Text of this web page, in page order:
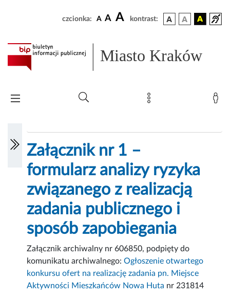
czcionka: A A A kontrast:
Miasto Kraków
Załącznik nr 1 –
formularz analizy ryzyka
związanego z realizacją
zadania publicznego i
sposób zapobiegania
Załącznik archiwalny nr 606850, podpięty do
komunikatu archiwalnego:Ogłoszenie otwartego
konkursu ofert na realizację zadania pn. Miejsce
Aktywności Mieszkańców Nowa Huta nr 231814